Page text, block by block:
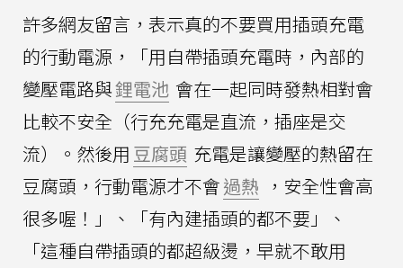
許多網友留言，表示真的不要買用插頭充電
的行動電源，「用自帶插頭充電時，內部的
變壓電路與鋰電池 會在一起同時發熱相對會
比較不安全（行充充電是直流，插座是交
流）。然後用 豆腐頭 充電是讓變壓的熱留在
豆腐頭，行動電源才不會過熱 ，安全性會高
很多喔！」、「有內建插頭的都不要」、
「這種自帶插頭的都超級燙，早就不敢用